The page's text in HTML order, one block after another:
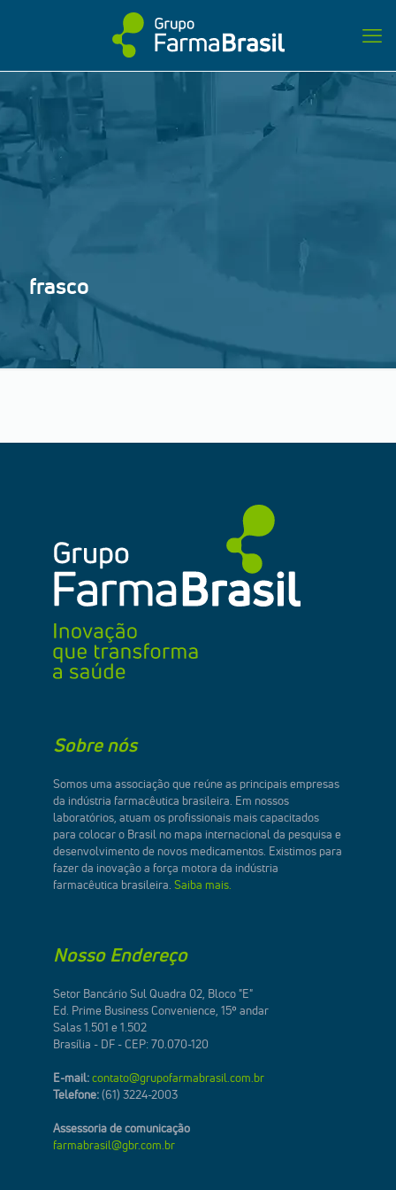
frasco
Sobre nós
Somos uma associação que reúne as principais empresas
da indústria farmacêutica brasileira. Em nossos
laboratórios, atuam os profissionais mais capacitados
para colocar o Brasil no mapa internacional da pesquisa e
desenvolvimento de novos medicamentos. Existimos para
fazer da inovação a força motora da indústria
farmacêutica brasileira. Saiba mais.
Nosso Endereço
Setor Bancário Sul Quadra 02, Bloco "E"
Ed. Prime Business Convenience, 15º andar
Salas 1.501 e 1.502
Brasília - DF - CEP: 70.070-120
E-mail:contato@grupofarmabrasil.com.br
Telefone:(61) 3224-2003
Assessoria de comunicação
farmabrasil@gbr.com.br